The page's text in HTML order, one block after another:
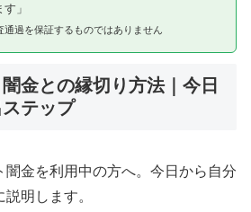
」
過を保証するものではありません
金との縁切り方法｜今日
テップ
闇金を利用中の方へ。今日から自分
明します。